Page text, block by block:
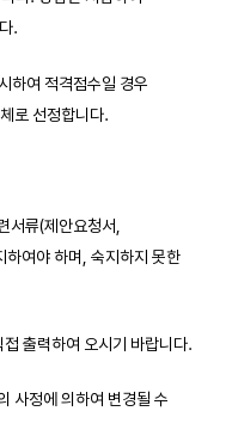
.
하여 적격점수일 경우
로 선정합니다.
서류(제안요청서,
하여야 하며, 숙지하지 못한
출력하여 오시기 바랍니다.
사정에 의하여 변경될 수